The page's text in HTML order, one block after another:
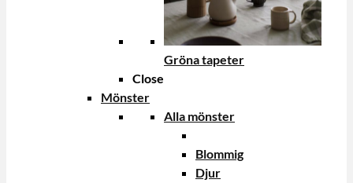
Gröna tapeter
Close
Mönster
Alla mönster
Blommig
Djur